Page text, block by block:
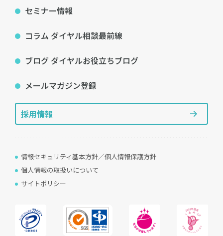
セミナー情報
コラム ダイヤル相談最前線
ブログ ダイヤルお役立ちブログ
メールマガジン登録
採用情報
情報セキュリティ基本方針／個人情報保護方針
個人情報の取扱いについて
サイトポリシー